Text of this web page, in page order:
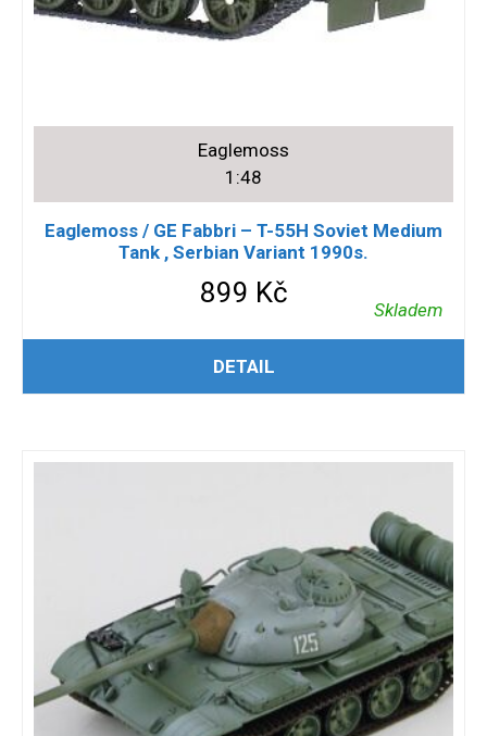
Eaglemoss
1:48
Eaglemoss / GE Fabbri – T-55H Soviet Medium
Tank , Serbian Variant 1990s.
899 Kč
Skladem
PŘIDAT DO KOŠÍKU
DETAIL